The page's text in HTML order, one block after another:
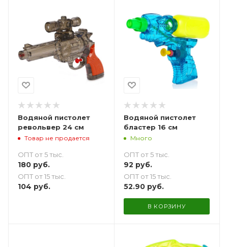
Водяной пистолет
револьвер 24 см
Товар не продается
ОПТ от 5 тыс.
180 руб.
ОПТ от 15 тыс.
104 руб.
Водяной пистолет
бластер 16 см
Много
ОПТ от 5 тыс.
92 руб.
ОПТ от 15 тыс.
52.90руб.
В КОРЗИНУ